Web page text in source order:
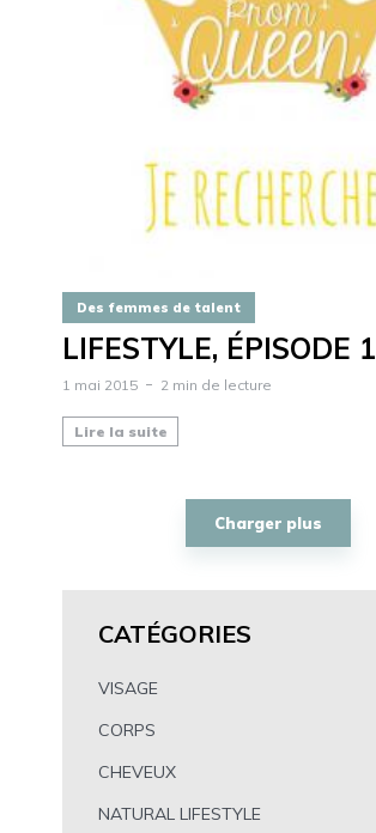
Des femmes de talent
LIFESTYLE, ÉPISODE 1
1 mai 2015 2 min de lecture
Lire la suite
CATÉGORIES
VISAGE
CORPS
CHEVEUX
NATURAL LIFESTYLE
Charger plus